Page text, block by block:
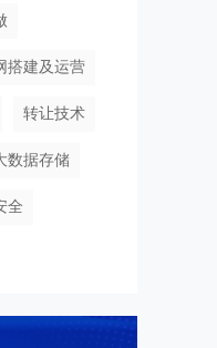
搭建及运营
转让技术
数据存储
全